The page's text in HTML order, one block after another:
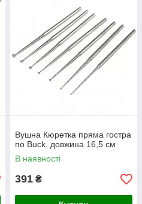
Вушна Кюретка пряма гостра
по Buck, довжина 16,5 см
В наявності
391 ₴